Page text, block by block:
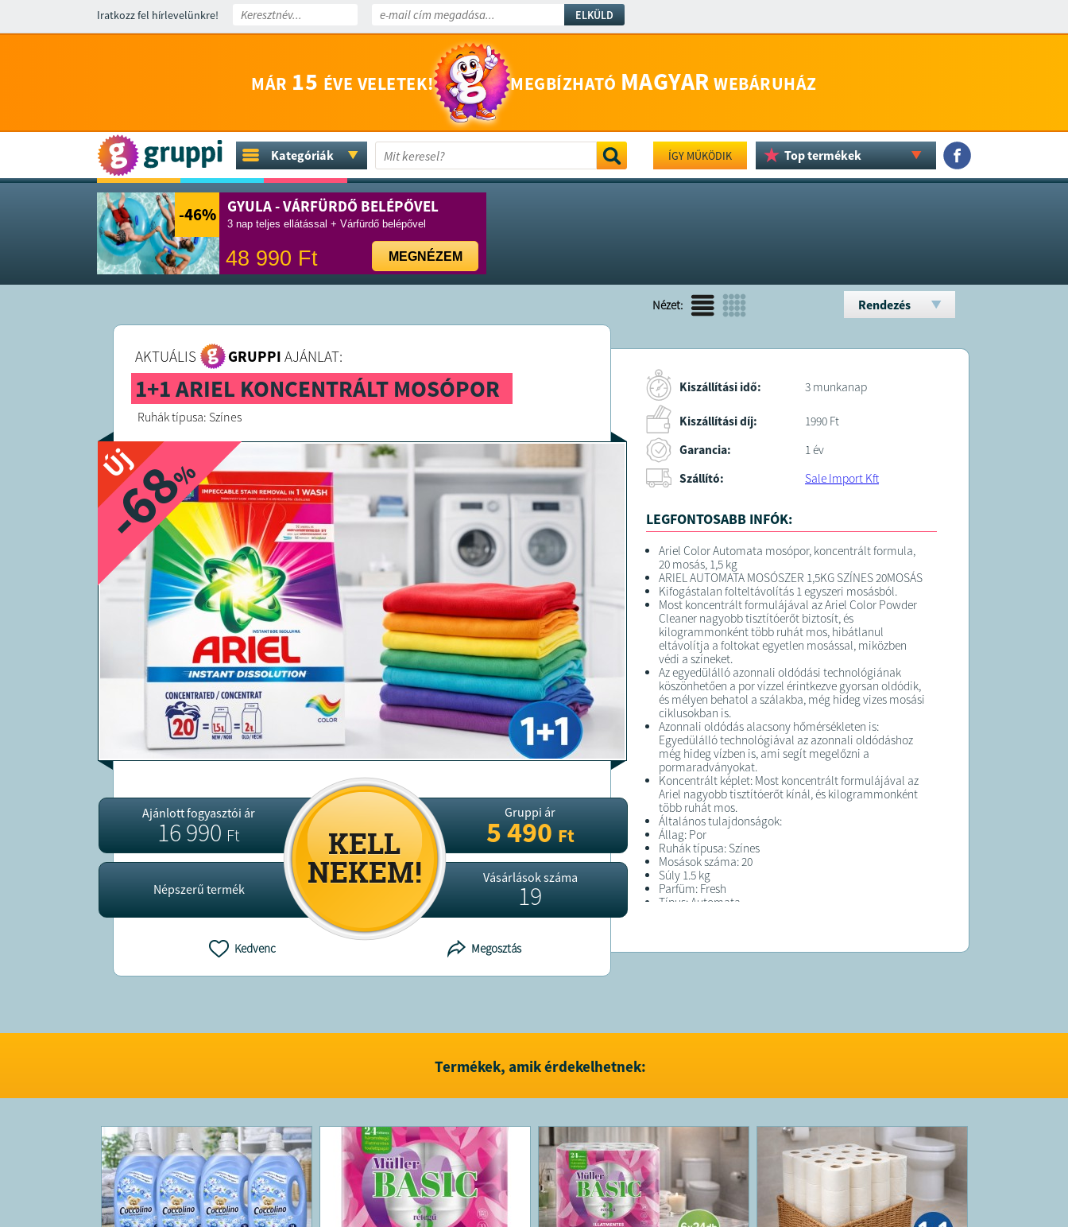
Iratkozz fel hírlevelünkre! ELKÜLD
MÁR 15 ÉVE VELETEK! MEGBÍZHATÓ MAGYAR WEBÁRUHÁZ
Kategóriák ÍGY MŰKÖDIK Top termékek
-46% GYULA - VÁRFÜRDŐ BELÉPŐVEL
3 nap teljes ellátással + Várfürdő belépővel
48 990 Ft MEGNÉZEM
Nézet: Rendezés
AKTUÁLIS GRUPPI AJÁNLAT:
1+1 ARIEL KONCENTRÁLT MOSÓPOR
Ruhák típusa: Színes
Új
-68
%
Ajánlott fogyasztói ár
16 990Ft
Népszerű termék
Gruppi ár
5 490Ft
Vásárlások száma
19
Kedvenc Megosztás
Kiszállítási idő: 3 munkanap
Kiszállítási díj:
1990 Ft
Garancia:
1 év
Szállító:
Sale Import Kft
LEGFONTOSABB INFÓK:
Ariel Color Automata mosópor, koncentrált formula,
20 mosás, 1,5 kg
ARIEL AUTOMATA MOSÓSZER 1,5KG SZÍNES 20MOSÁS
Kifogástalan folteltávolítás 1 egyszeri mosásból.
Most koncentrált formulájával az Ariel Color Powder
Cleaner nagyobb tisztítóerőt biztosít, és
kilogrammonként több ruhát mos, hibátlanul
eltávolítja a foltokat egyetlen mosással, miközben
védi a színeket.
Az egyedülálló azonnali oldódási technológiának
köszönhetően a por vízzel érintkezve gyorsan oldódik,
és mélyen behatol a szálakba, még hideg vizes mosási
ciklusokban is.
Azonnali oldódás alacsony hőmérsékleten is:
Egyedülálló technológiával az azonnali oldódáshoz
még hideg vízben is, ami segít megelőzni a
pormaradványokat.
Koncentrált képlet: Most koncentrált formulájával az
Ariel nagyobb tisztítóerőt kínál, és kilogrammonként
több ruhát mos.
Általános tulajdonságok:
Állag: Por
Ruhák típusa: Színes
Mosások száma: 20
Súly 1.5 kg
Parfüm: Fresh
Típus: Automata
FELTÉTELEK:
Termékek, amik érdekelhetnek: